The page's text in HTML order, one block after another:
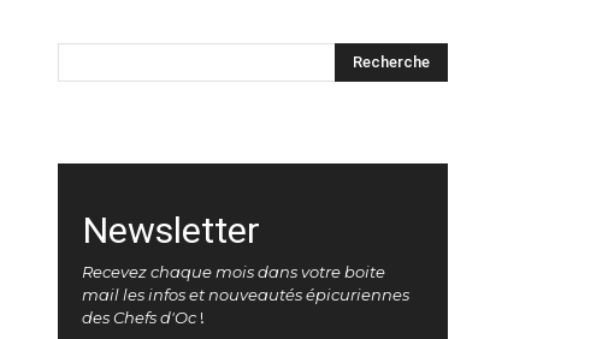
Newsletter
Recevez chaque mois dans votre boite
mail les infos et nouveautés épicuriennes
des Chefs d'Oc !